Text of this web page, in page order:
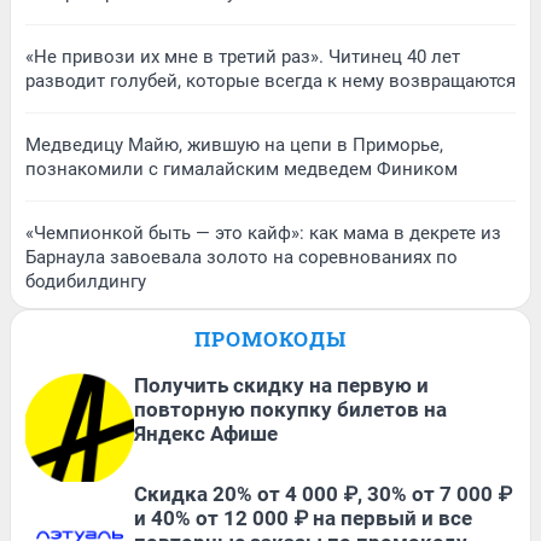
«Не привози их мне в третий раз». Читинец 40 лет
разводит голубей, которые всегда к нему возвращаются
Медведицу Майю, жившую на цепи в Приморье,
познакомили с гималайским медведем Фиником
«Чемпионкой быть — это кайф»: как мама в декрете из
Барнаула завоевала золото на соревнованиях по
бодибилдингу
ПРОМОКОДЫ
Получить скидку на первую и
повторную покупку билетов на
Яндекс Афише
Скидка 20% от 4 000 ₽, 30% от 7 000 ₽
и 40% от 12 000 ₽ на первый и все